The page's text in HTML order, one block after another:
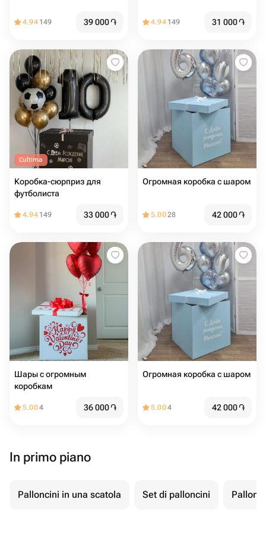
4.94 149 39 000֏ 4.94 149 31 000֏
L'ultima
Коробка-сюрприз для
футболиста
4.94 149 33 000֏
Огромная коробка с шаром
5.0028 42 000֏
Шары с огромным
коробкам
5.004 36 000֏
Огромная коробка с шаром
5.004 42 000֏
In primo piano
Palloncini in una scatola Set di palloncini